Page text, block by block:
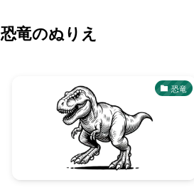
恐竜のぬりえ
恐竜